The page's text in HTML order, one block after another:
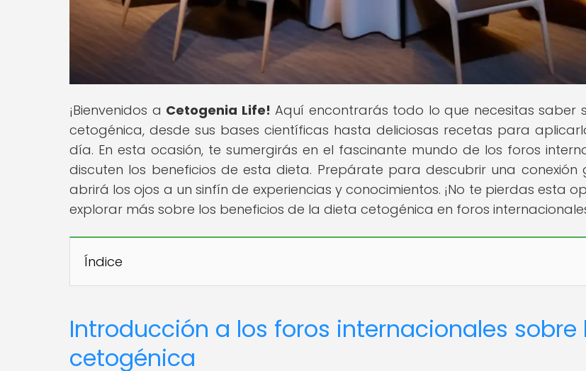
¡Bienvenidos a Cetogenia Life! Aquí encontrarás todo lo que necesitas saber
cetogénica, desde sus bases científicas hasta deliciosas recetas para
día. En esta ocasión, te sumergirás en el fascinante mundo de los foros
discuten los beneficios de esta dieta. Prepárate para descubrir una
abrirá los ojos a un sinfín de experiencias y conocimientos. ¡No te pierdas esta
explorar más sobre los beneficios de la dieta cetogénica en foros
Índice
Introducción a los foros internacionales sobre
cetogénica